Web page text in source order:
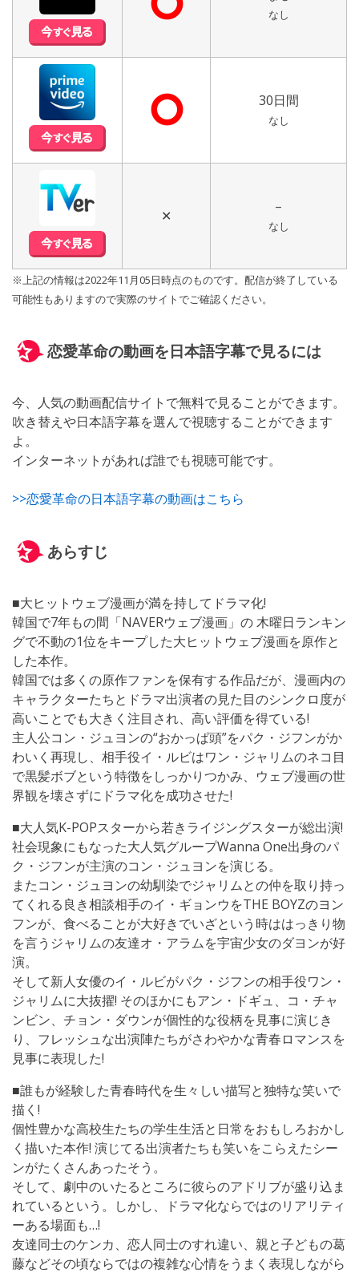
なし
⭘ 30日間
なし
✕
–
なし
※上記の情報は2022年11月05日時点のものです。配信が終了している
可能性もありますので実際のサイトでご確認ください。
恋愛革命の動画を日本語字幕で見るには
今、人気の動画配信サイトで無料で見ることができます。
吹き替えや日本語字幕を選んで視聴することができます
よ。
インターネットがあれば誰でも視聴可能です。
>>恋愛革命の日本語字幕の動画はこちら
あらすじ
■大ヒットウェブ漫画が満を持してドラマ化!
韓国で7年もの間「NAVERウェブ漫画」の 木曜日ランキン
グで不動の1位をキープした大ヒットウェブ漫画を原作と
した本作。
韓国では多くの原作ファンを保有する作品だが、漫画内の
キャラクターたちとドラマ出演者の見た目のシンクロ度が
高いことでも大きく注目され、高い評価を得ている!
主人公コン・ジュヨンの“おかっぱ頭”をパク・ジフンがか
わいく再現し、相手役イ・ルビはワン・ジャリムのネコ目
で黒髪ボブという特徴をしっかりつかみ、ウェブ漫画の世
界観を壊さずにドラマ化を成功させた!
■大人気K-POPスターから若きライジングスターが総出演!
社会現象にもなった大人気グループWanna One出身のパ
ク・ジフンが主演のコン・ジュヨンを演じる。
またコン・ジュヨンの幼馴染でジャリムとの仲を取り持っ
てくれる良き相談相手のイ・ギョンウをTHE BOYZのヨン
フンが、食べることが大好きでいざという時ははっきり物
を言うジャリムの友達オ・アラムを宇宙少女のダヨンが好
演。
そして新人女優のイ・ルビがパク・ジフンの相手役ワン・
ジャリムに大抜擢! そのほかにもアン・ドギュ、コ・チャ
ンビン、チョン・ダウンが個性的な役柄を見事に演じき
り、フレッシュな出演陣たちがさわやかな青春ロマンスを
見事に表現した!
■誰もが経験した青春時代を生々しい描写と独特な笑いで
描く!
個性豊かな高校生たちの学生生活と日常をおもしろおかし
く描いた本作! 演じてる出演者たちも笑いをこらえたシー
ンがたくさんあったそう。
そして、劇中のいたるところに彼らのアドリブが盛り込ま
れているという。しかし、ドラマ化ならではのリアリティ
ーある場面も…!
友達同士のケンカ、恋人同士のすれ違い、親と子どもの葛
藤などその頃ならではの複雑な心情をうまく表現しながら